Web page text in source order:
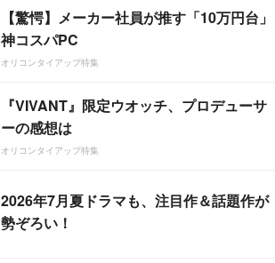
【驚愕】メーカー社員が推す「10万円台」
神コスパPC
オリコンタイアップ特集
『VIVANT』限定ウオッチ、プロデューサ
ーの感想は
オリコンタイアップ特集
2026年7月夏ドラマも、注目作＆話題作が
勢ぞろい！